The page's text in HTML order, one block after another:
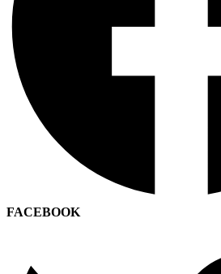
FACEBOOK